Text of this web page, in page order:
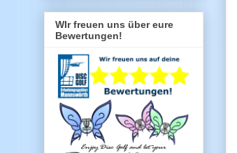
WIr freuen uns über eure
Bewertungen!